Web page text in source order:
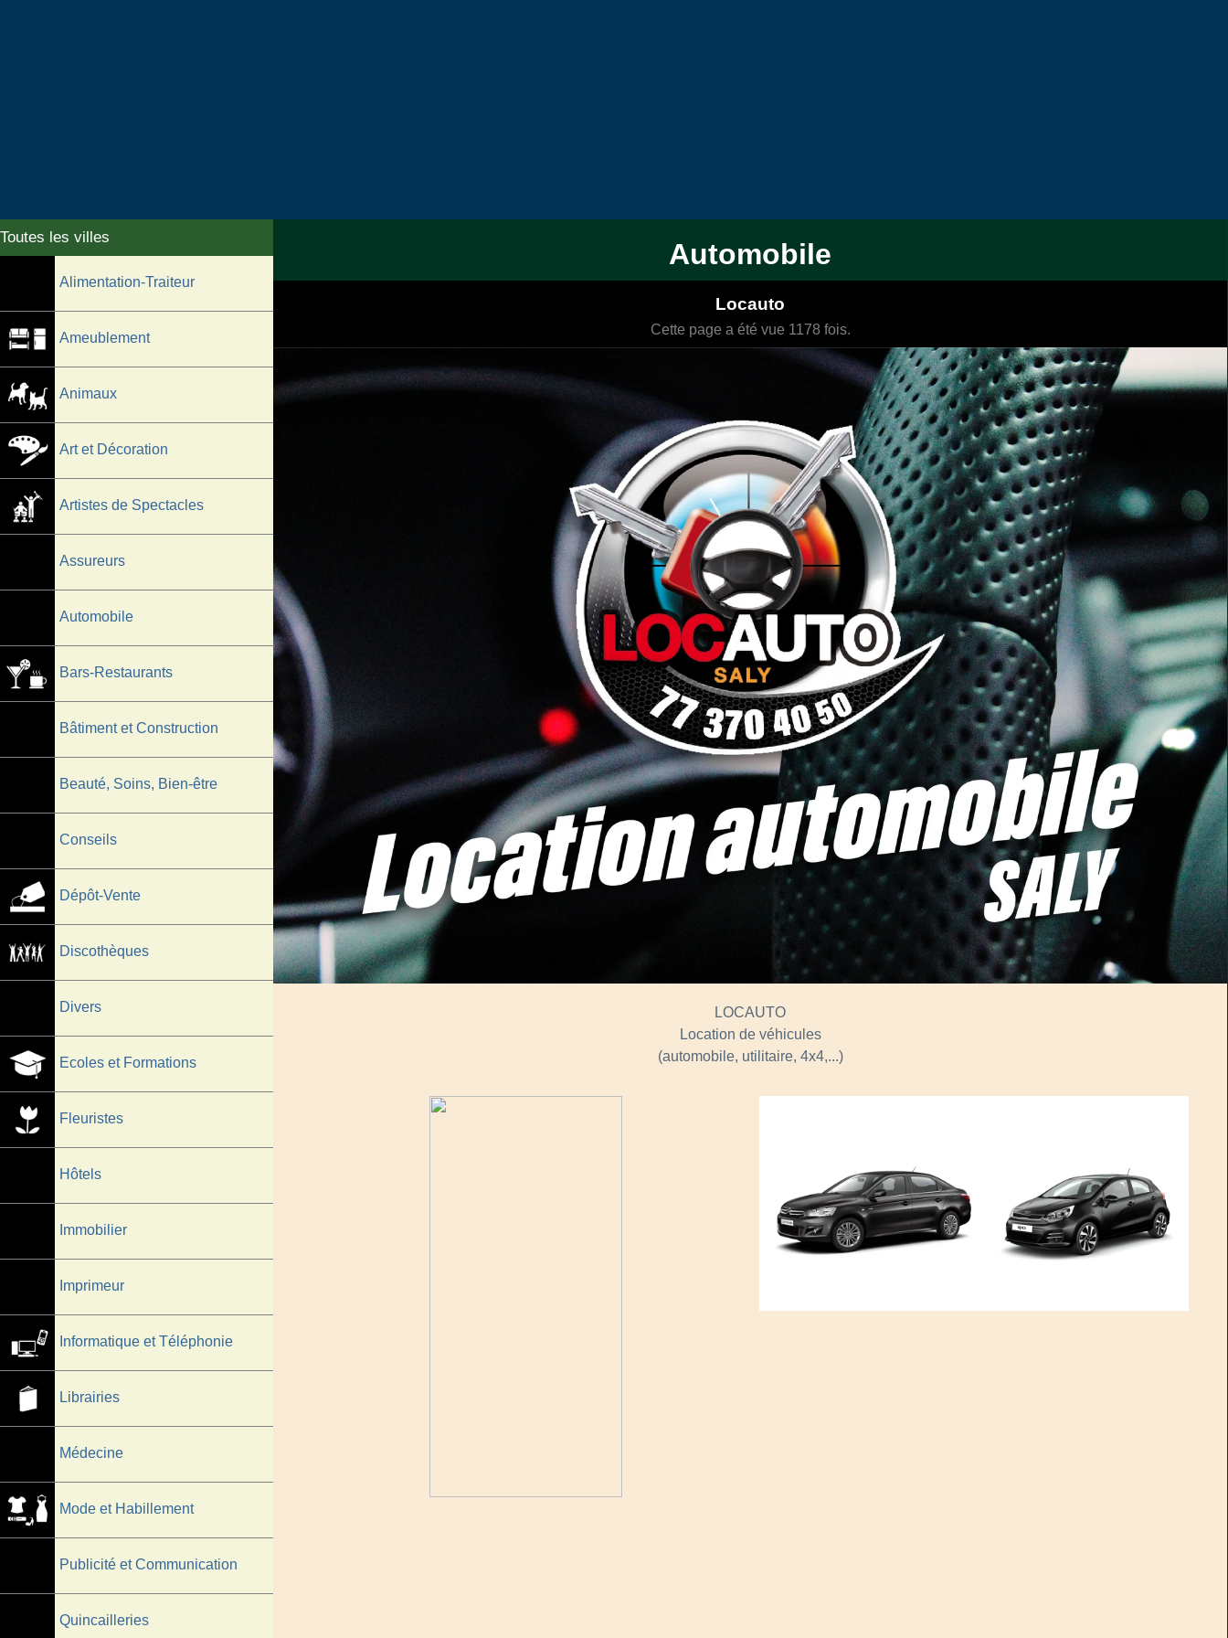
Alimentation-Traiteur
Ameublement
Animaux
Art et Décoration
Artistes de Spectacles
Assureurs
Automobile
Bars-Restaurants
Bâtiment et Construction
Beauté, Soins, Bien-être
Conseils
Dépôt-Vente
Discothèques
Divers
Ecoles et Formations
Fleuristes
Hôtels
Immobilier
Imprimeur
Informatique et Téléphonie
Librairies
Médecine
Mode et Habillement
Publicité et Communication
Quincailleries
Automobile
Locauto
Cette page a été vue 1178 fois.
LOCAUTO
Location de véhicules
(automobile, utilitaire, 4x4,...)